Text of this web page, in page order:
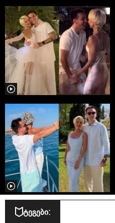
ტეგები: